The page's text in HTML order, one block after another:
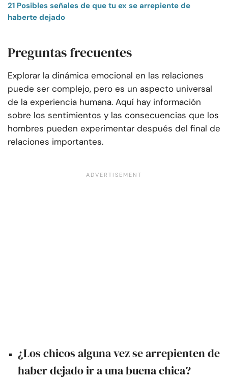
21 Posibles señales de que tu ex se arrepiente de
haberte dejado
Preguntas frecuentes
Explorar la dinámica emocional en las relaciones
puede ser complejo, pero es un aspecto universal
de la experiencia humana. Aquí hay información
sobre los sentimientos y las consecuencias que los
hombres pueden experimentar después del final de
relaciones importantes.
¿Los chicos alguna vez se arrepienten de
haber dejado ir a una buena chica?